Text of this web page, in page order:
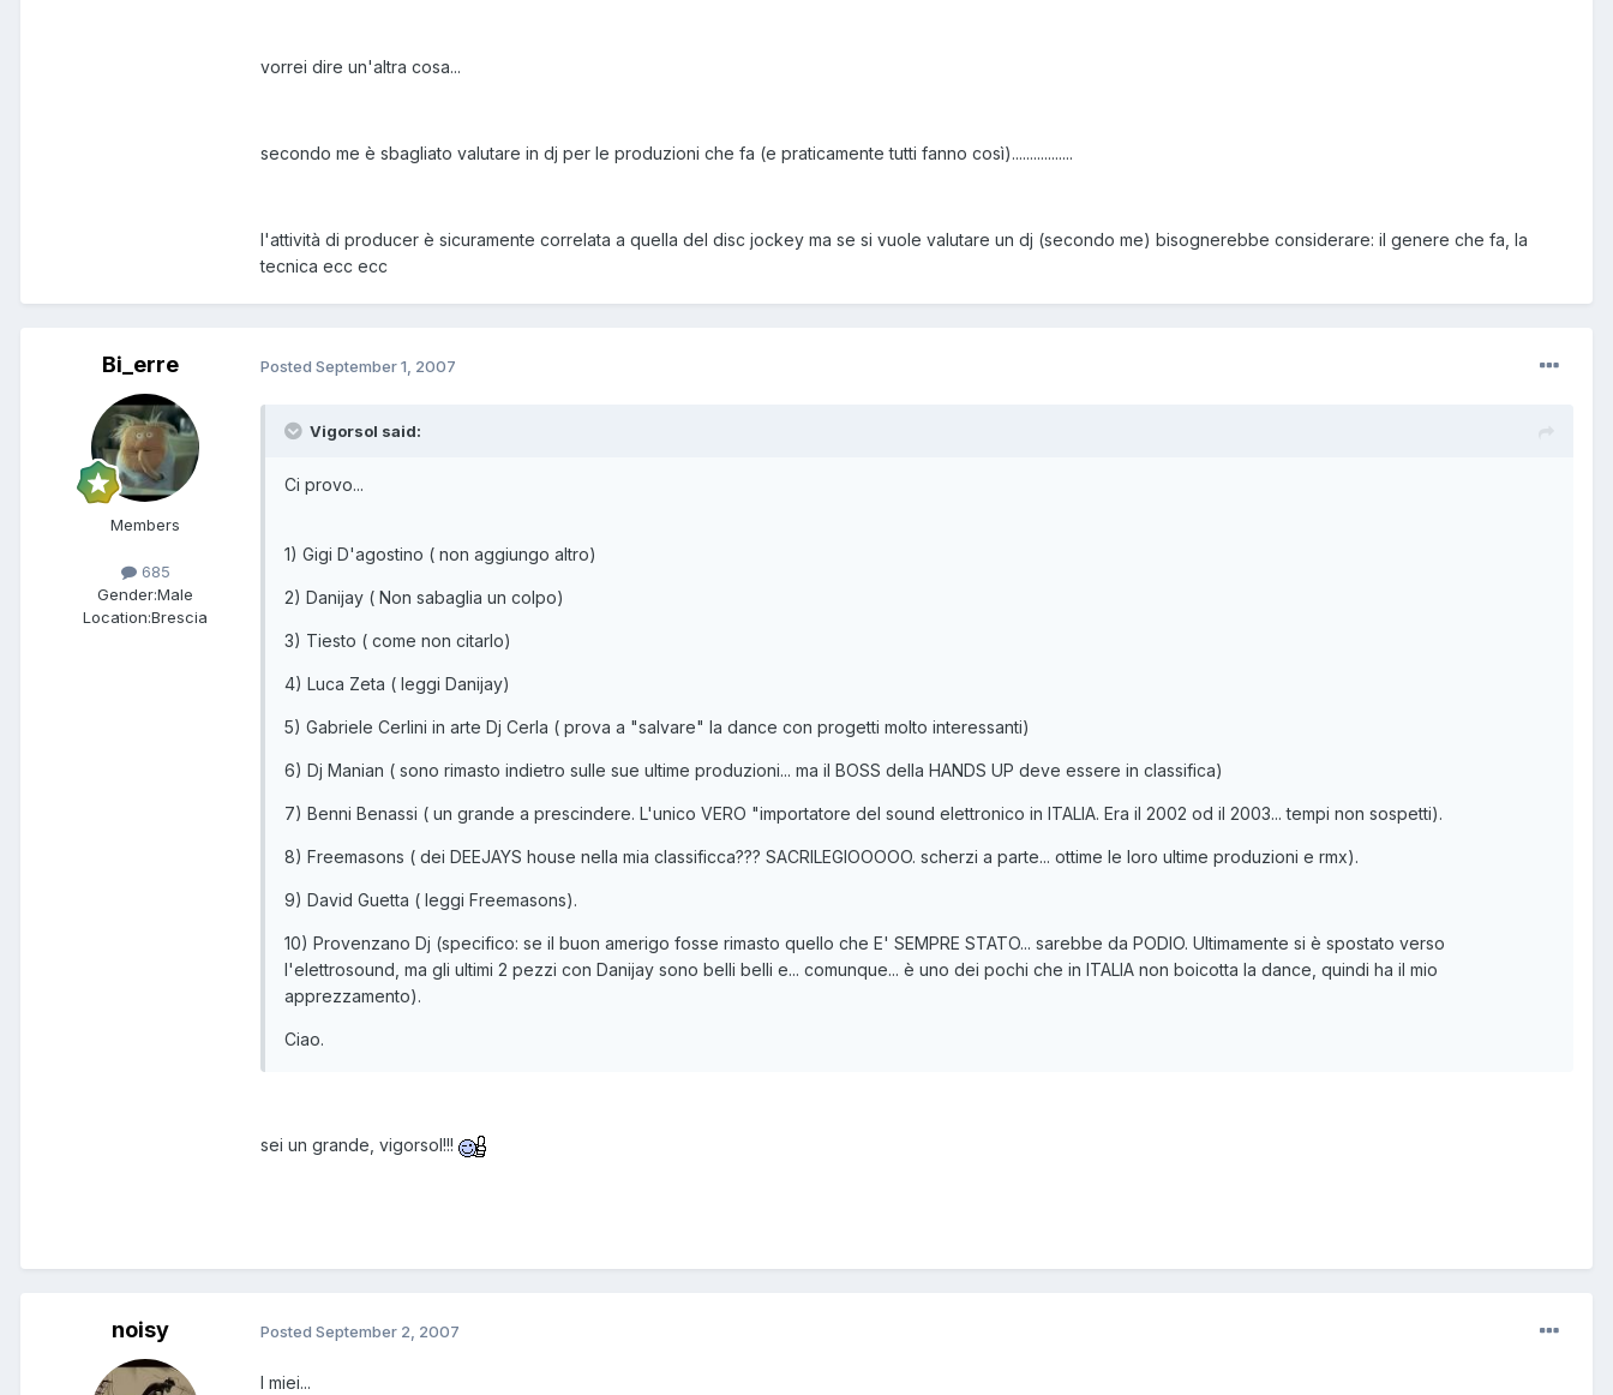
vorrei dire un'altra cosa...
secondo me è sbagliato valutare in dj per le produzioni che fa (e praticamente tutti fanno così).................
l'attività di producer è sicuramente correlata a quella del disc jockey ma se si vuole valutare un dj (secondo me) bisognerebbe considerare: il genere che fa, la
tecnica ecc ecc
Bi_erre
Members
685
Gender:Male
Location:Brescia
Posted September 1, 2007
Vigorsol said:
Ci provo...
1) Gigi D'agostino ( non aggiungo altro)
2) Danijay ( Non sabaglia un colpo)
3) Tiesto ( come non citarlo)
4) Luca Zeta ( leggi Danijay)
5) Gabriele Cerlini in arte Dj Cerla ( prova a "salvare" la dance con progetti molto interessanti)
6) Dj Manian ( sono rimasto indietro sulle sue ultime produzioni... ma il BOSS della HANDS UP deve essere in classifica)
7) Benni Benassi ( un grande a prescindere. L'unico VERO "importatore del sound elettronico in ITALIA. Era il 2002 od il 2003... tempi non sospetti).
8) Freemasons ( dei DEEJAYS house nella mia classificca??? SACRILEGIOOOOO. scherzi a parte... ottime le loro ultime produzioni e rmx).
9) David Guetta ( leggi Freemasons).
10) Provenzano Dj (specifico: se il buon amerigo fosse rimasto quello che E' SEMPRE STATO... sarebbe da PODIO. Ultimamente si è spostato verso
l'elettrosound, ma gli ultimi 2 pezzi con Danijay sono belli belli e... comunque... è uno dei pochi che in ITALIA non boicotta la dance, quindi ha il mio
apprezzamento).
Ciao.
sei un grande, vigorsol!!!
noisy Posted September 2, 2007
I miei...